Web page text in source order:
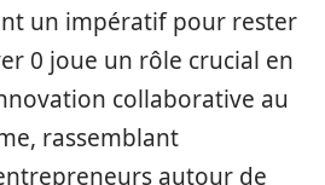
un impératif pour rester
0 joue un rôle crucial en
collaborative au
rassemblant
autour de